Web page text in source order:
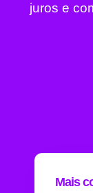
juros e
Mais